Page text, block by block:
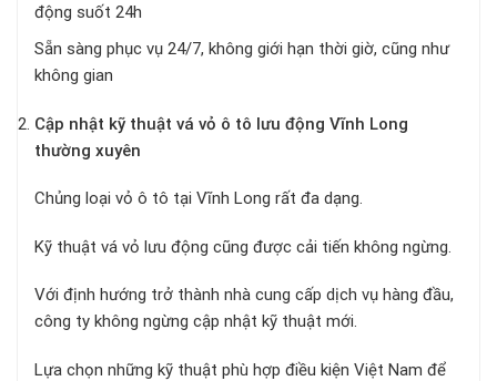
động suốt 24h
Sẵn sàng phục vụ 24/7, không giới hạn thời giờ, cũng như
không gian
Cập nhật kỹ thuật vá vỏ ô tô lưu động Vĩnh Long
thường xuyên
Chủng loại vỏ ô tô tại Vĩnh Long rất đa dạng.
Kỹ thuật vá vỏ lưu động cũng được cải tiến không ngừng.
Với định hướng trở thành nhà cung cấp dịch vụ hàng đầu,
công ty không ngừng cập nhật kỹ thuật mới.
Lựa chọn những kỹ thuật phù hợp điều kiện Việt Nam để